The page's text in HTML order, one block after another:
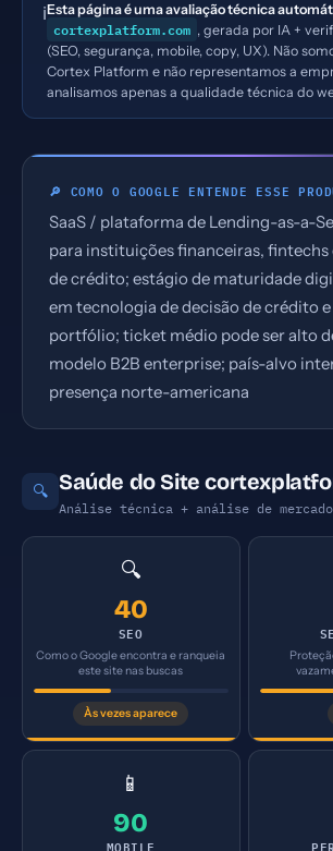
ℹ️Esta página é uma avaliação técnica
cortexplatform.com , gerada por IA +
(SEO, segurança, mobile, copy, UX). Não
Cortex Platform e não representamos a
analisamos apenas a qualidade técnica do
🔎 COMO O GOOGLE ENTENDE ESSE
SaaS / plataforma de Lending-as-a-
para instituições financeiras, fintechs
de crédito; estágio de maturidade
em tecnologia de decisão de crédito
portfólio; ticket médio pode ser alto
modelo B2B enterprise; país-alvo
presença norte-americana
🔍 Saúde do Site
Análise técnica + análise de mercado
🔍
40
SEO
Como o Google encontra e ranqueia
este site nas buscas
Às vezes aparece
📱
90
MOBILE